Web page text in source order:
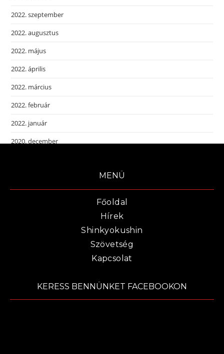
2022. szeptember
2022. augusztus
2022. május
2022. április
2022. március
2022. február
2022. január
2020. december
MENÜ
Főoldal
Hírek
Shinkyokushin
Szövetség
Kapcsolat
KERESS BENNÜNKET FACEBOOKON